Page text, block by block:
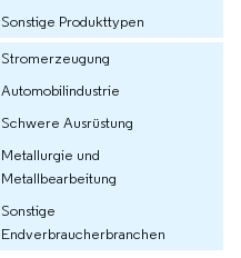
Sonstige Produkttypen
Stromerzeugung
Automobilindustrie
Schwere Ausrüstung
Metallurgie und
Metallbearbeitung
Sonstige
Endverbraucherbranchen